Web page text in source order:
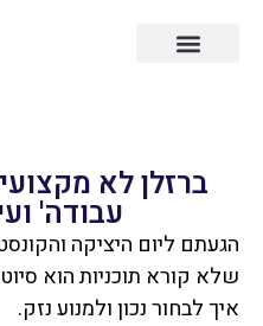
ברזלן לא
עבודה'
הגעתם ליום היציקה
שלא קורא תוכניות הוא
איך לבחור נכון ולמנוע נזק.
title סמן כותרות
זום (הקטנה)
zoom_in זום (הגדלה)
remove_circle_outline